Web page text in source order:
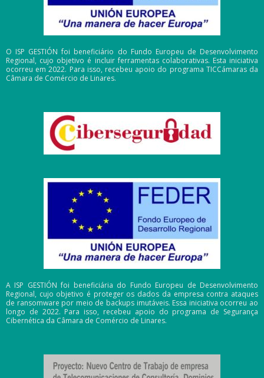
O ISP GESTIÓN foi beneficiário do Fundo Europeu de Desenvolvimento
Regional, cujo objetivo é incluir ferramentas colaborativas. Esta iniciativa
ocorreu em 2022. Para isso, recebeu apoio do programa TICCámaras da
Câmara de Comércio de Linares.
A ISP GESTIÓN foi beneficiária do Fundo Europeu de Desenvolvimento
Regional, cujo objetivo é proteger os dados da empresa contra ataques
de ransomware por meio de backups imutáveis. Essa iniciativa ocorreu ao
longo de 2022. Para isso, recebeu apoio do programa de Segurança
Cibernética da Câmara de Comércio de Linares.